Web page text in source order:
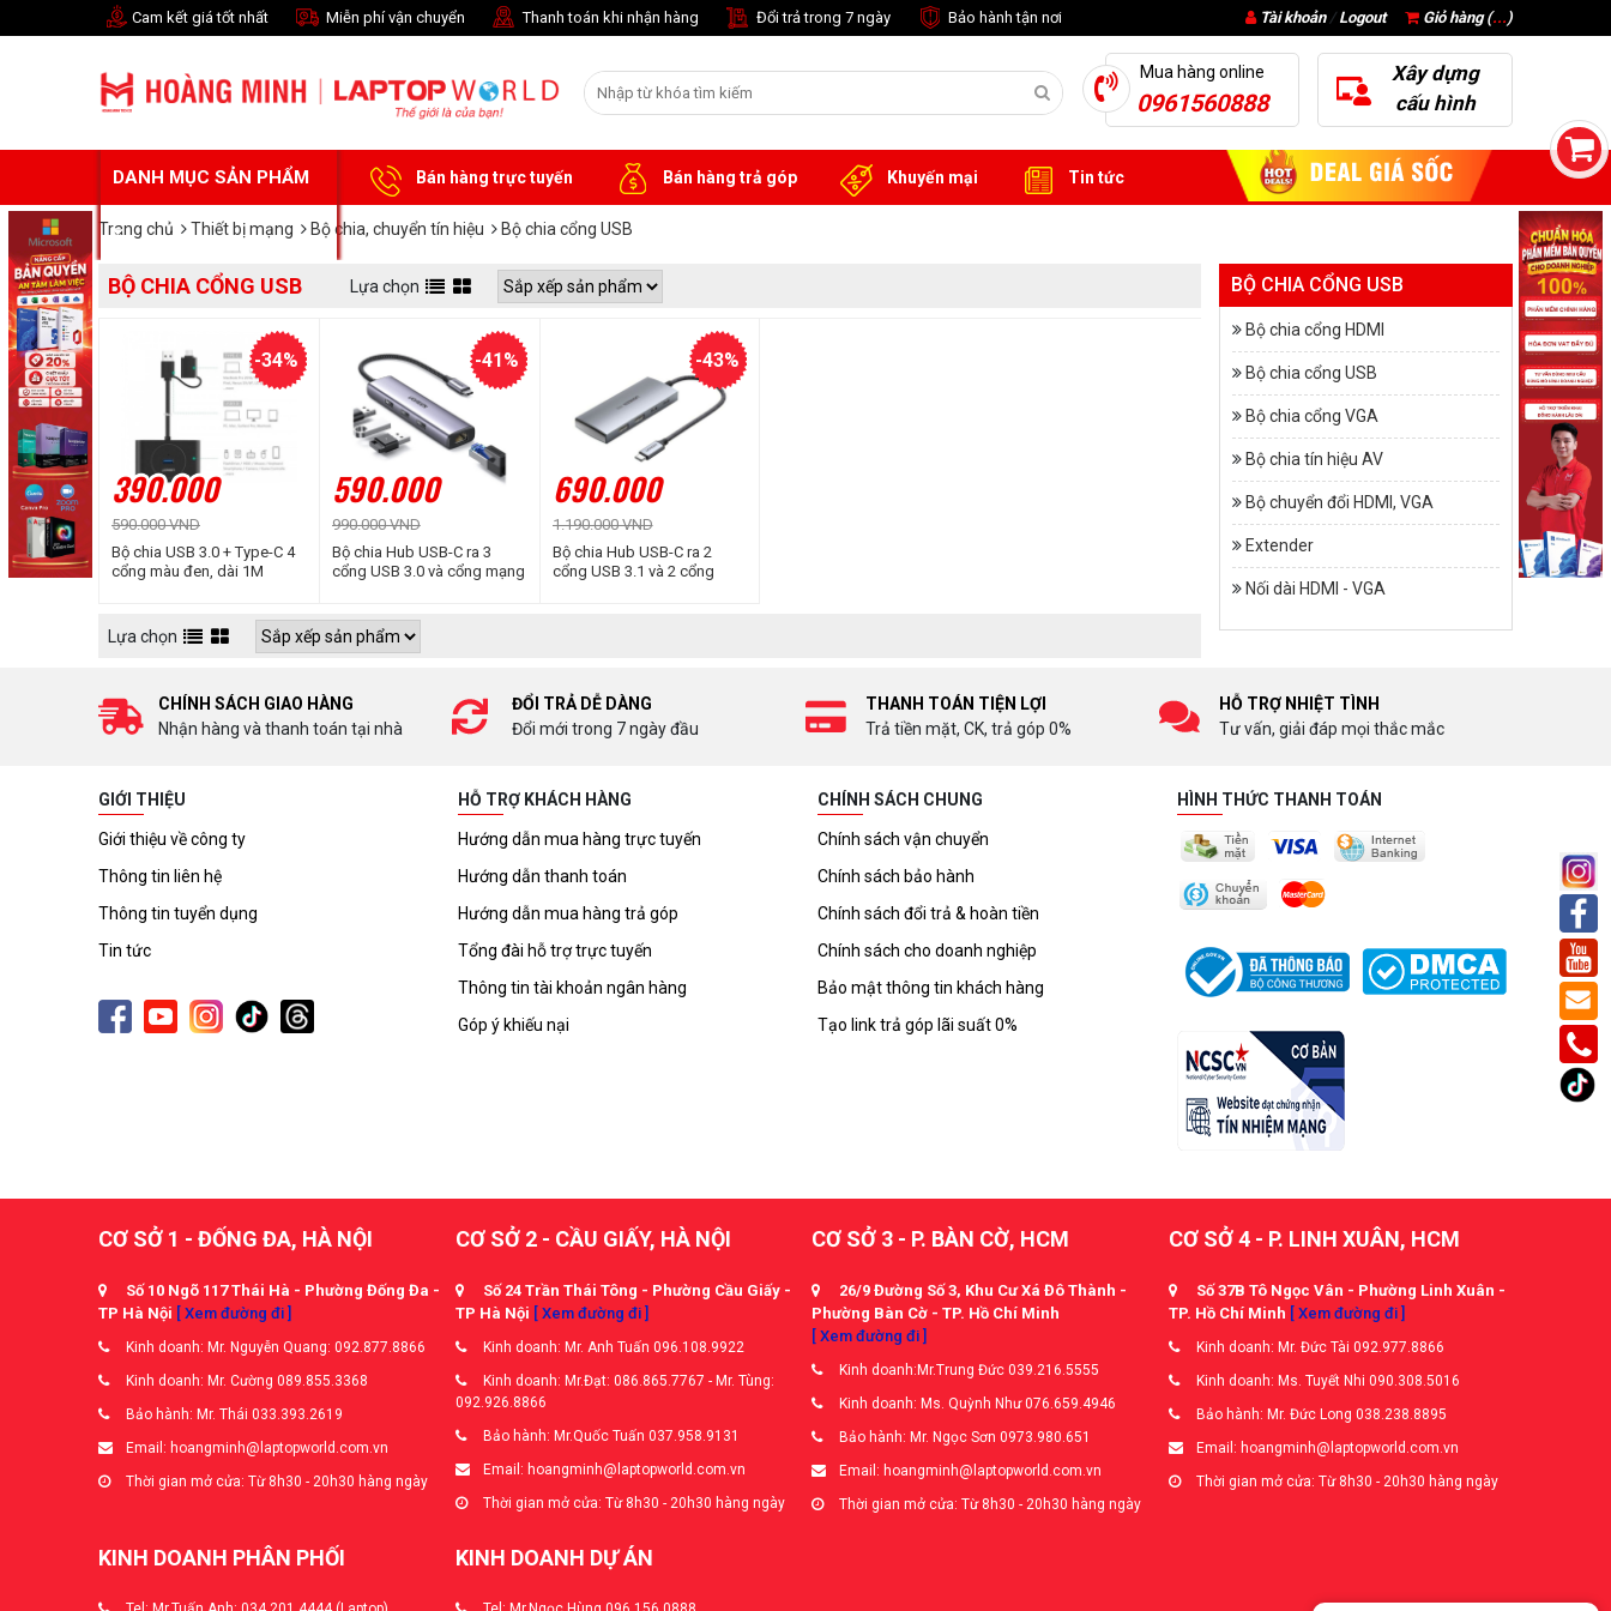
Cam kết giá tốt nhất Miễn phí vận chuyển Thanh toán khi nhận hàng Đổi trả trong 7 ngày Bảo hành tận nơi Giỏ hàng (...)
Tài khoản/ Logout
Mua hàng online
0961560888
Xây dựng
cấu hình
DANH MỤC SẢN PHẨM Bán hàng trực tuyến Bán hàng trả góp Khuyến mại Tin tức
Trang chủ Thiết bị mạng Bộ chia, chuyển tín hiệu Bộ chia cổng USB
BỘ CHIA CỔNG USB Lựa chọn
390.000
590.000 VND
-34%
Bộ chia USB 3.0 + Type-C 4
cổng màu đen, dài 1M
590.000
990.000 VND
-41%
Bộ chia Hub USB-C ra 3
cổng USB 3.0 và cổng mạng
690.000
1.190.000 VND
-43%
Bộ chia Hub USB-C ra 2
cổng USB 3.1 và 2 cổng
Lựa chọn
BỘ CHIA CỔNG USB
Bộ chia cổng HDMI
Bộ chia cổng USB
Bộ chia cổng VGA
Bộ chia tín hiệu AV
Bộ chuyển đổi HDMI, VGA
Extender
Nối dài HDMI - VGA
CHÍNH SÁCH GIAO HÀNG
Nhận hàng và thanh toán tại nhà
ĐỔI TRẢ DỄ DÀNG
Đổi mới trong 7 ngày đầu
THANH TOÁN TIỆN LỢI
Trả tiền mặt, CK, trả góp 0%
HỖ TRỢ NHIỆT TÌNH
Tư vấn, giải đáp mọi thắc mắc
GIỚI THIỆU
Giới thiệu về công ty
Thông tin liên hệ
Thông tin tuyển dụng
Tin tức
HỖ TRỢ KHÁCH HÀNG
Hướng dẫn mua hàng trực tuyến
Hướng dẫn thanh toán
Hướng dẫn mua hàng trả góp
Tổng đài hỗ trợ trực tuyến
Thông tin tài khoản ngân hàng
Góp ý khiếu nại
CHÍNH SÁCH CHUNG
Chính sách vận chuyển
Chính sách bảo hành
Chính sách đổi trả & hoàn tiền
Chính sách cho doanh nghiệp
Bảo mật thông tin khách hàng
Tạo link trả góp lãi suất 0%
HÌNH THỨC THANH TOÁN
CƠ SỞ 1 - ĐỐNG ĐA, HÀ NỘI
Số 10 Ngõ 117 Thái Hà - Phường Đống Đa -
TP Hà Nội [ Xem đường đi ]
Kinh doanh: Mr. Nguyễn Quang: 092.877.8866
Kinh doanh: Mr. Cường 089.855.3368
Bảo hành: Mr. Thái 033.393.2619
Email: hoangminh@laptopworld.com.vn
Thời gian mở cửa: Từ 8h30 - 20h30 hàng ngày
CƠ SỞ 2 - CẦU GIẤY, HÀ NỘI
Số 24 Trần Thái Tông - Phường Cầu Giấy -
TP Hà Nội [ Xem đường đi ]
Kinh doanh: Mr. Anh Tuấn 096.108.9922
Kinh doanh: Mr.Đạt: 086.865.7767 - Mr. Tùng:
092.926.8866
Bảo hành: Mr.Quốc Tuấn 037.958.9131
Email: hoangminh@laptopworld.com.vn
Thời gian mở cửa: Từ 8h30 - 20h30 hàng ngày
CƠ SỞ 3 - P. BÀN CỜ, HCM
26/9 Đường Số 3, Khu Cư Xá Đô Thành -
Phường Bàn Cờ - TP. Hồ Chí Minh
[ Xem đường đi ]
Kinh doanh:Mr.Trung Đức 039.216.5555
Kinh doanh: Ms. Quỳnh Như 076.659.4946
Bảo hành: Mr. Ngọc Sơn 0973.980.651
Email: hoangminh@laptopworld.com.vn
Thời gian mở cửa: Từ 8h30 - 20h30 hàng ngày
CƠ SỞ 4 - P. LINH XUÂN, HCM
Số 37B Tô Ngọc Vân - Phường Linh Xuân -
TP. Hồ Chí Minh [ Xem đường đi ]
Kinh doanh: Mr. Đức Tài 092.977.8866
Kinh doanh: Ms. Tuyết Nhi 090.308.5016
Bảo hành: Mr. Đức Long 038.238.8895
Email: hoangminh@laptopworld.com.vn
Thời gian mở cửa: Từ 8h30 - 20h30 hàng ngày
KINH DOANH PHÂN PHỐI KINH DOANH DỰ ÁN